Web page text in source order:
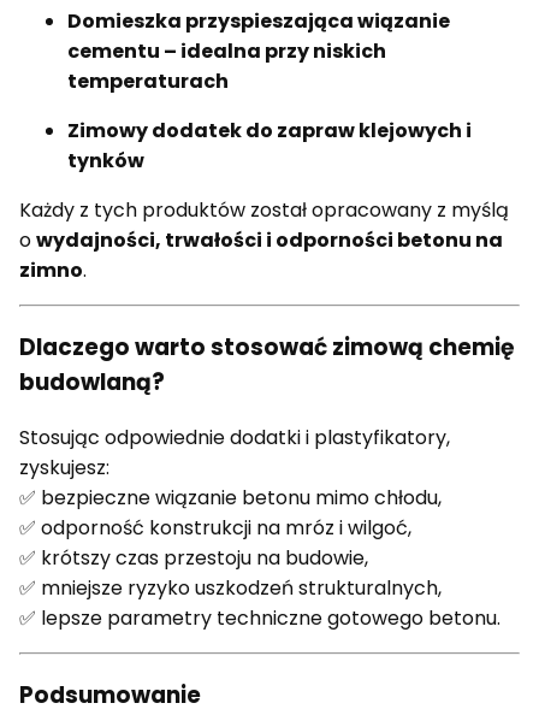
Domieszka przyspieszająca wiązanie
cementu – idealna przy niskich
temperaturach
Zimowy dodatek do zapraw klejowych i
tynków
Każdy z tych produktów został opracowany z myślą
owydajności, trwałości i odporności betonu na
zimno.
Dlaczego warto stosować zimową chemię
budowlaną?
Stosując odpowiednie dodatki i plastyfikatory,
zyskujesz:
✅ bezpieczne wiązanie betonu mimo chłodu,
✅ odporność konstrukcji na mróz i wilgoć,
✅ krótszy czas przestoju na budowie,
✅ mniejsze ryzyko uszkodzeń strukturalnych,
✅ lepsze parametry techniczne gotowego betonu.
Podsumowanie